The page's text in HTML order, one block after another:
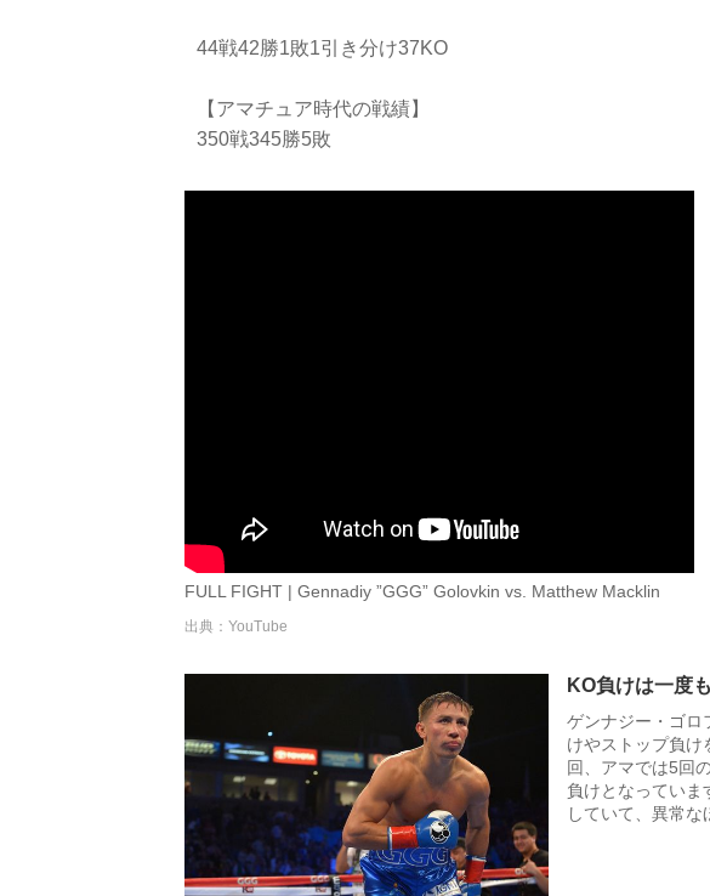
44戦42勝1敗1引き分け37KO
【アマチュア時代の戦績】
350戦345勝5敗
FULL FIGHT | Gennadiy ”GGG” Golovkin vs. Matthew Macklin
出典：YouTube
KO負けは一度
ゲンナジー・ゴロ
けやストップ負け
回、アマでは5回
負けとなっていま
していて、異常な